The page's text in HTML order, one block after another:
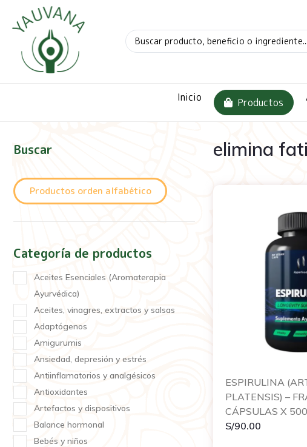
Inicio Productos
Buscar
Productos orden alfabético
Categoría de productos
Aceites Esenciales (Aromaterapia
Ayurvédica)
Aceites, vinagres, extractos y salsas
Adaptógenos
Amigurumis
Ansiedad, depresión y estrés
Antiinflamatorios y analgésicos
Antioxidantes
Artefactos y dispositivos
Balance hormonal
Bebés y niños
elimina
ESPIRULINA
PLATENSIS) –
CÁPSULAS X
S/90.00